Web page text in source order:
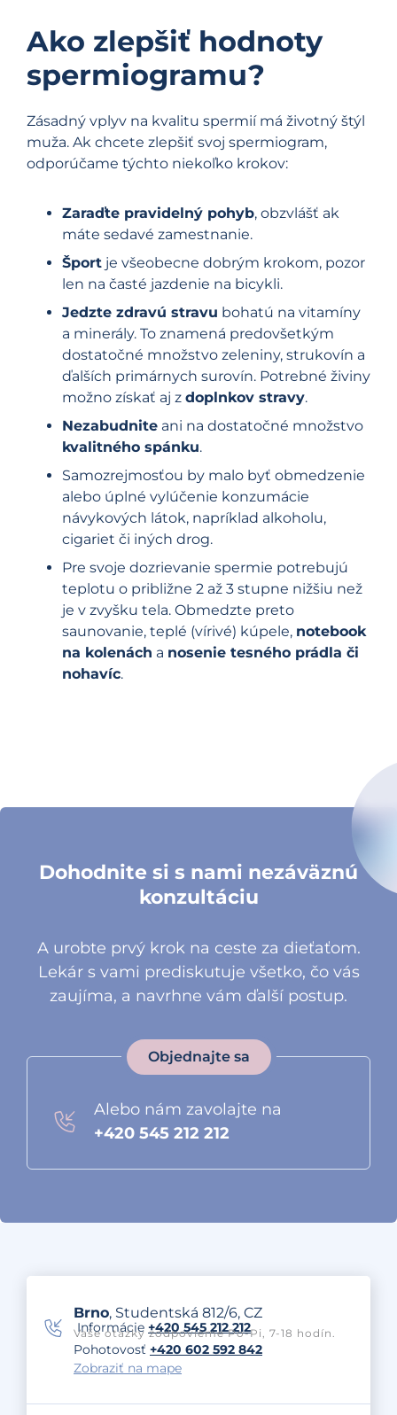
Ako zlepšiť hodnoty
spermiogramu?
Zásadný vplyv na kvalitu spermií má životný štýl
muža. Ak chcete zlepšiť svoj spermiogram,
odporúčame týchto niekoľko krokov:
Zaraďte pravidelný pohyb, obzvlášť ak
máte sedavé zamestnanie.
Šport je všeobecne dobrým krokom, pozor
len na časté jazdenie na bicykli.
Jedzte zdravú stravu bohatú na vitamíny
a minerály. To znamená predovšetkým
dostatočné množstvo zeleniny, strukovín a
ďalších primárnych surovín. Potrebné živiny
možno získať aj z doplnkov stravy.
Nezabudnite ani na dostatočné množstvo
kvalitného spánku.
Samozrejmosťou by malo byť obmedzenie
alebo úplné vylúčenie konzumácie
návykových látok, napríklad alkoholu,
cigariet či iných drog.
Pre svoje dozrievanie spermie potrebujú
teplotu o približne 2 až 3 stupne nižšiu než
je v zvyšku tela. Obmedzte preto
saunovanie, teplé (vírivé) kúpele, notebook
na kolenách a nosenie tesného prádla či
nohavíc.
Dohodnite si s nami nezáväznú
konzultáciu
A urobte prvý krok na ceste za dieťaťom.
Lekár s vami prediskutuje všetko, čo vás
zaujíma, a navrhne vám ďalší postup.
Objednajte sa
Alebo nám zavolajte na
+420 545 212 212
Brno, Studentská 812/6, CZ
Informácie +420 545 212 212
Vaše otázky zodpovieme Po-Pi, 7-18 hodín.
Pohotovosť +420 602 592 842
Zobraziť na mape